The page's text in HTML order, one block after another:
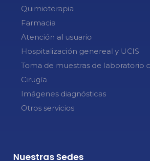
Quimioterapia
Farmacia
Atención al usuario
Hospitalización genereal y UCIS
Toma de muestras de laboratorio
Cirugía
Imágenes diagnósticas
Otros servicios
Nuestras Sedes